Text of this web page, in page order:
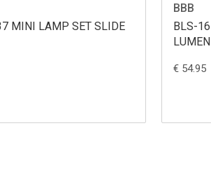
BLS-237 MINI LAMP SET SLIDE
BBB
BLS-
LUMEN
€ 54.95